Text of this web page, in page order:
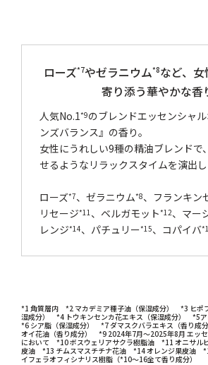
ローズ*7やゼラニウム*8など、
寄り添う華やかな香
人気No.1*9のブレンドエッセンシャ
ンズバランス』の香り。
女性にうれしい9種の精油ブレンドで
せるようなリラックスタイムを演出し
ローズ*7、ゼラニウム*8、フランキン
リセージ*11 、ベルガモット*12、マー
レンジ*14、パチュリー*15、コパイバ
*1 角質層内 *2 マカデミア種子油（保湿成分） *3 ヒポ
湿成分） *4 トウキンセンカ花エキス（保湿成分） *5ア
*6 シア脂（保湿成分） *7 ダマスクバラエキス（香り成
オイ花油（香り成分） *9 2024年7月～2025年8月 エッ
において *10 ボスウェリアサクラ樹脂油 *11 オニサル
皮油 *13 チムスマスチチナ花油 *14 オレンジ果皮油
イフェラオフィシナリス樹脂（*10～16全て香り成分）